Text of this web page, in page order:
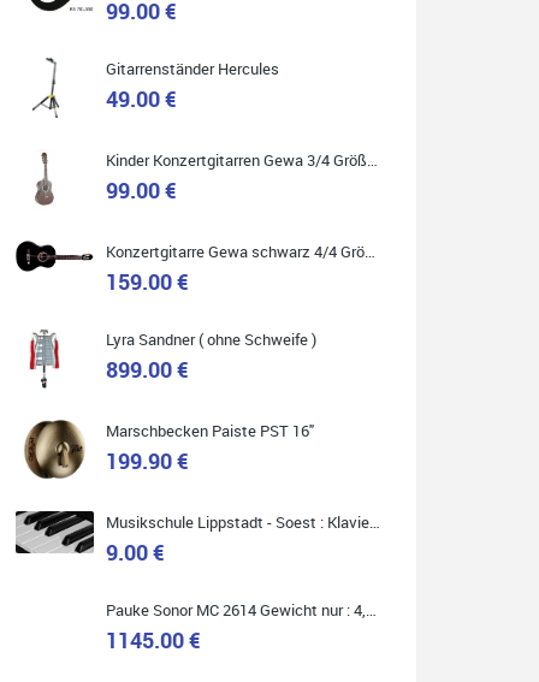
Quelle: Google-Rezension
Ich war auf der Suche nach einem neuen Keyboard
und bin begeistert: ich bin super beraten worden,
aktuell natürlich nur telefonisch. Nachdem die
abholen musste. Top!
Quelle: Google-Rezension
Ich bin super zufrieden mit meiner neuen Ukulele!
Einfach am Freitag vorbeigekommen, eben geklingelt
und top beraten worden. Ich würde den Besuch im
99.00 €
Gitarrenständer Hercules
49.00 €
99.00 €
159.00 €
Lyra Sandner ( ohne Schweife )
899.00 €
Marschbecken Paiste PST 16"
199.90 €
9.00 €
1145.00 €